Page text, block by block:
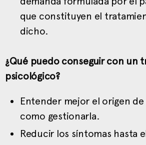
que constituyen el
dicho.
¿Qué puedo conseguir con un
psicológico?
Entender mejor el origen de
como gestionarla.
Reducir los síntomas hasta